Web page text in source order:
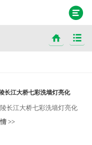
长江大桥七彩洗墙灯亮化
长江大桥七彩洗墙灯亮化
>>